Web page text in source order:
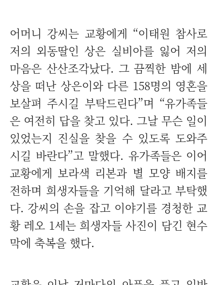
어머니 강씨는 교황에게 “이태원 참사로
저의 외동딸인 상은 실비아를 잃어 저의
마음은 산산조각났다. 그 끔찍한 밤에 세
상을 떠난 상은이와 다른 158명의 영혼을
보살펴 주시길 부탁드린다”며 “유가족들
은 여전히 답을 찾고 있다. 그날 무슨 일이
있었는지 진실을 찾을 수 있도록 도와주
시길 바란다”고 말했다. 유가족들은 이어
교황에게 보라색 리본과 별 모양 배지를
전하며 희생자들을 기억해 달라고 부탁했
다. 강씨의 손을 잡고 이야기를 경청한 교
황 레오 1세는 희생자들 사진이 담긴 현수
막에 축복을 했다.